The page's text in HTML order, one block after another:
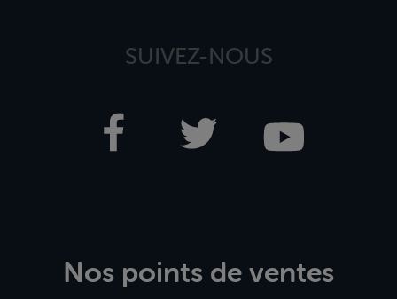
SUIVEZ-NOUS
Nos points de ventes